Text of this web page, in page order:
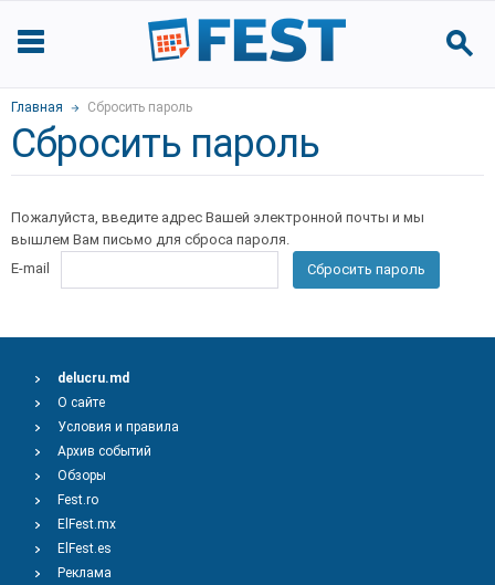
Главная Сбросить пароль
Сбросить пароль
Пожалуйста, введите адрес Вашей электронной почты и мы
вышлем Вам письмо для сброса пароля.
E-mail
Сбросить пароль
delucru.md
О сайте
Условия и правила
Архив событий
Обзоры
Fest.ro
ElFest.mx
ElFest.es
Реклама